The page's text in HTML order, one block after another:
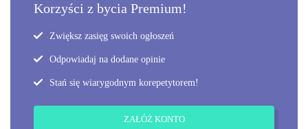
Korzyści z bycia Premium!
Zwiększ zasięg swoich ogłoszeń
Odpowiadaj na dodane opinie
Stań się wiarygodnym korepetytorem!
ZAŁÓŻ KONTO